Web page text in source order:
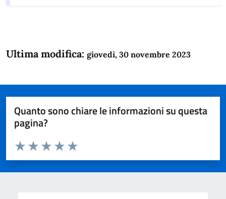
Ultima modifica: giovedì, 30 novembre 2023
Quanto sono chiare le informazioni su questa
pagina?
Domanda
Valuta da 1 a 5 stelle la pagina
Valuta 5 stelle su 5
Valuta 4 stelle su 5
Valuta 3 stelle su 5
Valuta 2 stelle su 5
Valuta 1 stelle su 5